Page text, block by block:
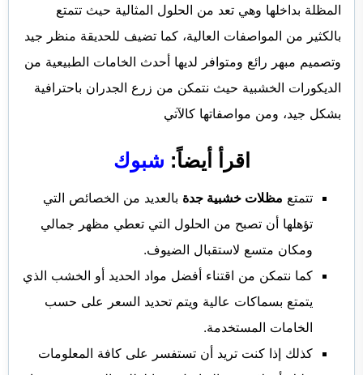
المظلة بداخلها وهي تعد من الحلول المثالية حيث تتمتع
بالكثير من المواصفات العالية، كما تضيف للحديقة منظر جيد
وتصميم مبهر رائع ومتوافر لديها أحدث الخامات الطبيعية من
الديكورات الخشبية حيث نتمكن من زرع الجدران باحترافية
بشكل جيد، ومن مواصفاتها كالآتي
اقرأ أيضاً: شبوك
تتمتع مظلات خشبية جدة بالعديد من الخصائص التي
تؤهلها أن تصبح من الحلول التي تعطي مظهر جمالي
ومكان متسع لاستقبال الضيوف.
كما نتمكن من اقتناء أفضل مواد الحديد أو الخشب الذي
يتمتع بسماكات عالية ويتم تحديد السعر على حسب
الخامات المستخدمة.
كذلك إذا كنت تريد أن تستفسر على كافة المعلومات